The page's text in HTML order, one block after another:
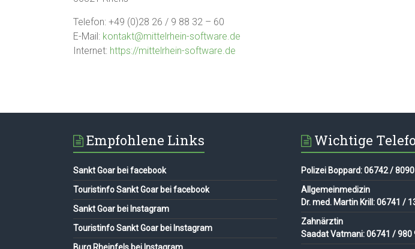
Telefon: +49 (0)28 26 / 9 88 32 – 60
E-Mail: kontakt@mittelrhein-software.de
Internet: https://mittelrhein-software.de
Empfohlene Links
Sankt Goar bei facebook
Touristinfo Sankt Goar bei facebook
Sankt Goar bei Instagram
Touristinfo Sankt Goar bei Instagram
Wichtige
Polizei Boppard: 06742 / 8090
Allgemeinmedizin
Dr. med. Martin Krill: 06741 /
Zahnärztin
Saadat Vatmani: 06741 / 980